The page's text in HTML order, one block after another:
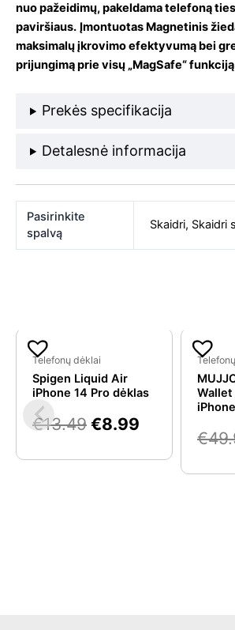
nuo pažeidimų, pakeldama telefoną
paviršiaus. Įmontuotas Magnetinis
maksimalų įkrovimo efektyvumą bei
prijungimą prie visų „MagSafe“
Prekės specifikacija
Detalesnė informacija
Pasirinkite
spalvą
Skaidri, Skaidri
Panašios prekės
Telefonų dėklai
Spigen Liquid Air
iPhone 14 Pro dėklas
€13.49
price
was:
€13.49.
€8.99
Current
€8.99.
€